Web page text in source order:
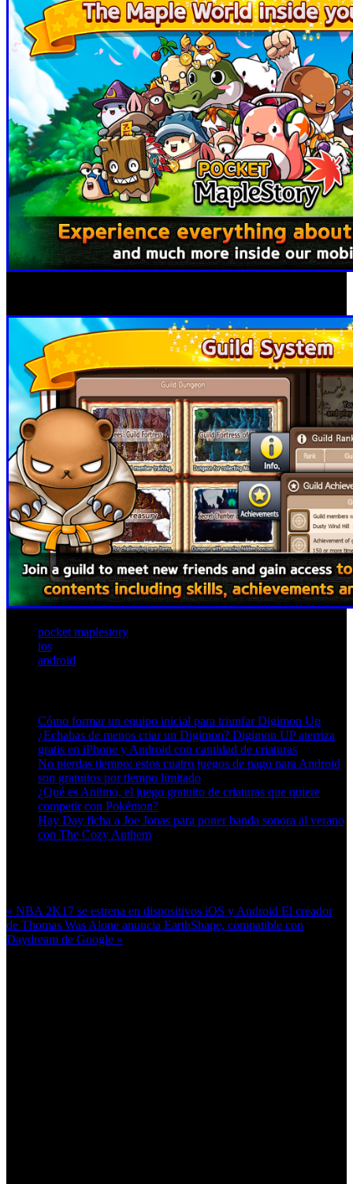
pocket maplestory
ios
android
Cómo formar un equipo inicial para triunfar Digimon Up
¿Echabas de menos criar un Digimon? Digimon UP aterriza
gratis en iPhone y Android con cantidad de criaturas
No pierdas tiempo: estos cuatro juegos de pago para Android
son gratuitos por tiempo limitado
¿Qué es Aniimo, el juego gratuito de criaturas que quiere
competir con Pokémon?
Hay Day ficha a Joe Jonas para poner banda sonora al verano
con The Cozy Anthem
« NBA 2K17 se estrena en dispositivos iOS y Android El creador
de Thomas Was Alone anuncia EarthShape, compatible con
Daydream de Google »